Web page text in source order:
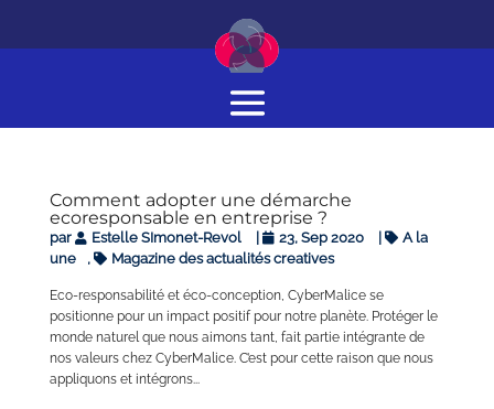
Comment adopter une démarche
ecoresponsable en entreprise ?
par Estelle SImonet-Revol 23, Sep 2020
A la
une
, Magazine des actualités creatives
Eco-responsabilité et éco-conception, CyberMalice se
positionne pour un impact positif pour notre planète. Protéger le
monde naturel que nous aimons tant, fait partie intégrante de
nos valeurs chez CyberMalice. C’est pour cette raison que nous
appliquons et intégrons...